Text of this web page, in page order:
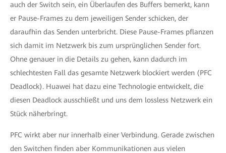
auch der Switch sein, ein Überlaufen des Buffers bemerkt, kann
er Pause-Frames zu dem jeweiligen Sender schicken, der
daraufhin das Senden unterbricht. Diese Pause-Frames pflanzen
sich damit im Netzwerk bis zum ursprünglichen Sender fort.
Ohne genauer in die Details zu gehen, kann dadurch im
schlechtesten Fall das gesamte Netzwerk blockiert werden (PFC
Deadlock). Huawei hat dazu eine Technologie entwickelt, die
diesen Deadlock ausschließt und uns dem lossless Netzwerk ein
Stück näherbringt.
PFC wirkt aber nur innerhalb einer Verbindung. Gerade zwischen
den Switchen finden aber Kommunikationen aus vielen